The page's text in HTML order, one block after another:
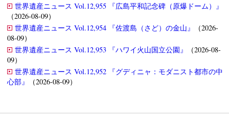
世界遺産ニュース Vol.12,955 『広島平和記念碑（原爆ドーム）』
（2026-08-09）
世界遺産ニュース Vol.12,954 『佐渡島（さど）の金山』
（2026-
08-09）
世界遺産ニュース Vol.12,953 『ハワイ火山国立公園』
（2026-08-
09）
世界遺産ニュース Vol.12,952 『グディニャ：モダニスト都市の中
心部』
（2026-08-09）